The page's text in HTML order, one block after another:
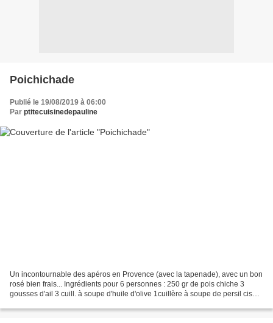
Poichichade
Publié le 19/08/2019 à 06:00
Par ptitecuisinedepauline
Un incontournable des apéros en Provence (avec la tapenade), avec un bon
rosé bien frais... Ingrédients pour 6 personnes : 250 gr de pois chiche 3
gousses d'ail 3 cuill. à soupe d'huile d'olive 1cuillère à soupe de persil ciselé